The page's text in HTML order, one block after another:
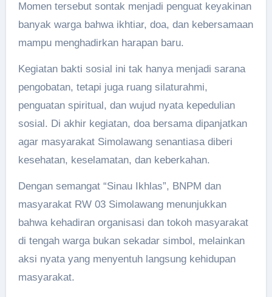
Momen tersebut sontak menjadi penguat keyakinan
banyak warga bahwa ikhtiar, doa, dan kebersamaan
mampu menghadirkan harapan baru.
Kegiatan bakti sosial ini tak hanya menjadi sarana
pengobatan, tetapi juga ruang silaturahmi,
penguatan spiritual, dan wujud nyata kepedulian
sosial. Di akhir kegiatan, doa bersama dipanjatkan
agar masyarakat Simolawang senantiasa diberi
kesehatan, keselamatan, dan keberkahan.
Dengan semangat “Sinau Ikhlas”, BNPM dan
masyarakat RW 03 Simolawang menunjukkan
bahwa kehadiran organisasi dan tokoh masyarakat
di tengah warga bukan sekadar simbol, melainkan
aksi nyata yang menyentuh langsung kehidupan
masyarakat.